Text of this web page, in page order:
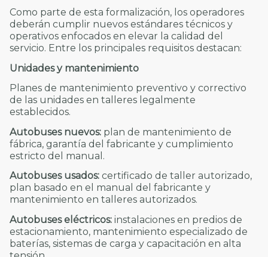
Como parte de esta formalización, los operadores
deberán cumplir nuevos estándares técnicos y
operativos enfocados en elevar la calidad del
servicio. Entre los principales requisitos destacan:
Unidades y mantenimiento
Planes de mantenimiento preventivo y correctivo
de las unidades en talleres legalmente
establecidos.
Autobuses nuevos: plan de mantenimiento de
fábrica, garantía del fabricante y cumplimiento
estricto del manual.
Autobuses usados: certificado de taller autorizado,
plan basado en el manual del fabricante y
mantenimiento en talleres autorizados.
Autobuses eléctricos: instalaciones en predios de
estacionamiento, mantenimiento especializado de
baterías, sistemas de carga y capacitación en alta